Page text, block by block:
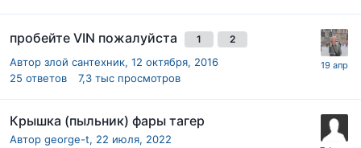
пробейте VIN пожалуйста 1 2
Автор злой сантехник, 12 октября, 2016
25 ответов 7,3 тыс просмотров
Крышка (пыльник) фары тагер
Автор george-t, 22 июля, 2022